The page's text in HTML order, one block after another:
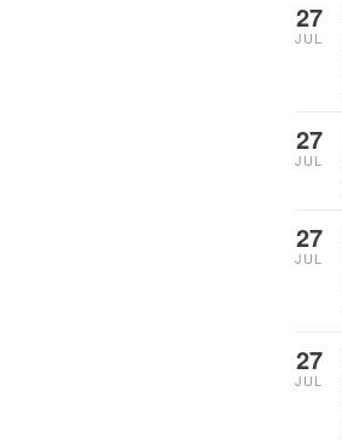
27
JUL
27
JUL
27
JUL
27
JUL